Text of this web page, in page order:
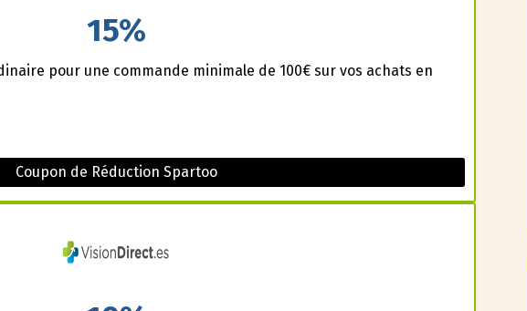
15%
pour une commande minimale de 100€ sur vos achats en
Coupon de Réduction Spartoo